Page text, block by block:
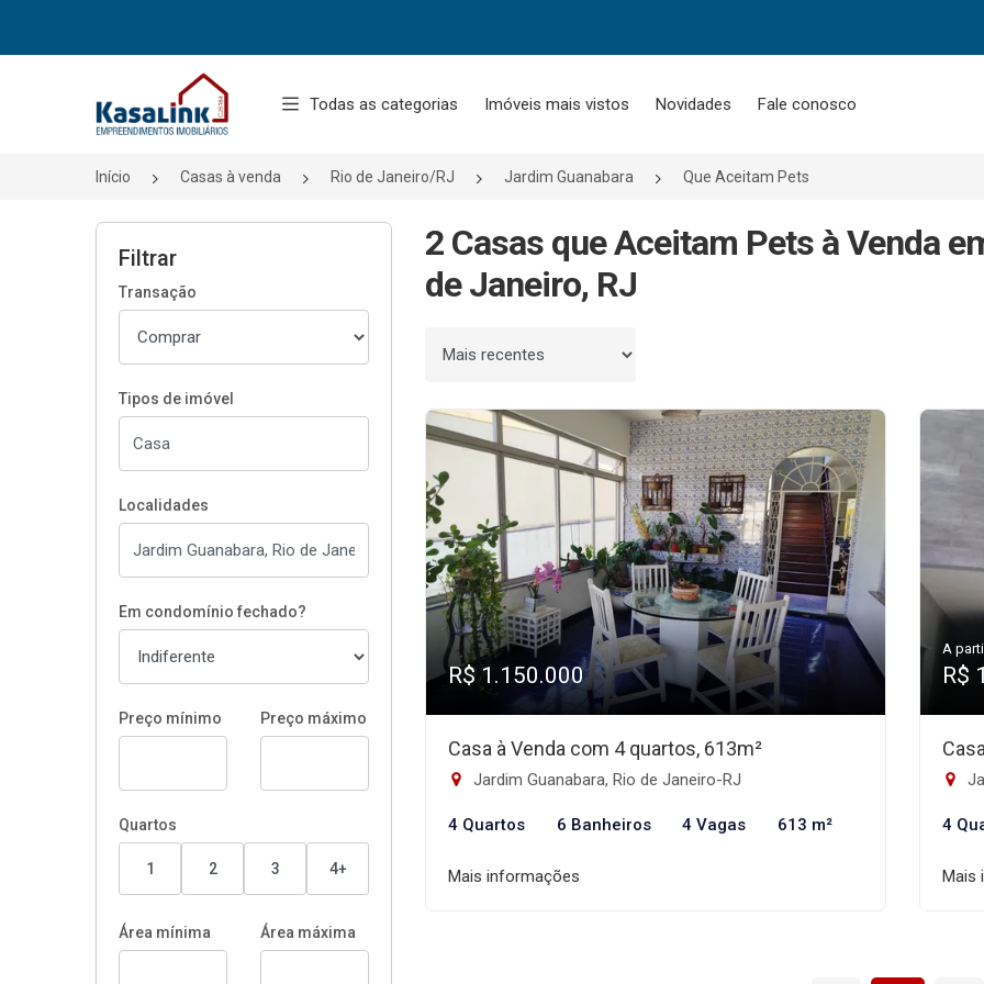
Página inicial
Todas as categorias Imóveis mais vistos Novidades Fale conosco
Início Casas à venda Rio de Janeiro/RJ Jardim Guanabara Que Aceitam Pets
Filtrar
Transação
Tipos de imóvel
Localidades
Em condomínio fechado?
Preço mínimo Preço máximo
Quartos
1 2 3 4+
Área mínima Área máxima
2 Casas que Aceitam Pets à Venda
de Janeiro, RJ
Ordenar por
R$ 1.150.000
Casa à Venda com 4 quartos, 613m²
Jardim Guanabara, Rio de Janeiro-RJ
4 Quartos 6 Banheiros 4 Vagas 613 m²
Mais informações
A
R$
4
Mais